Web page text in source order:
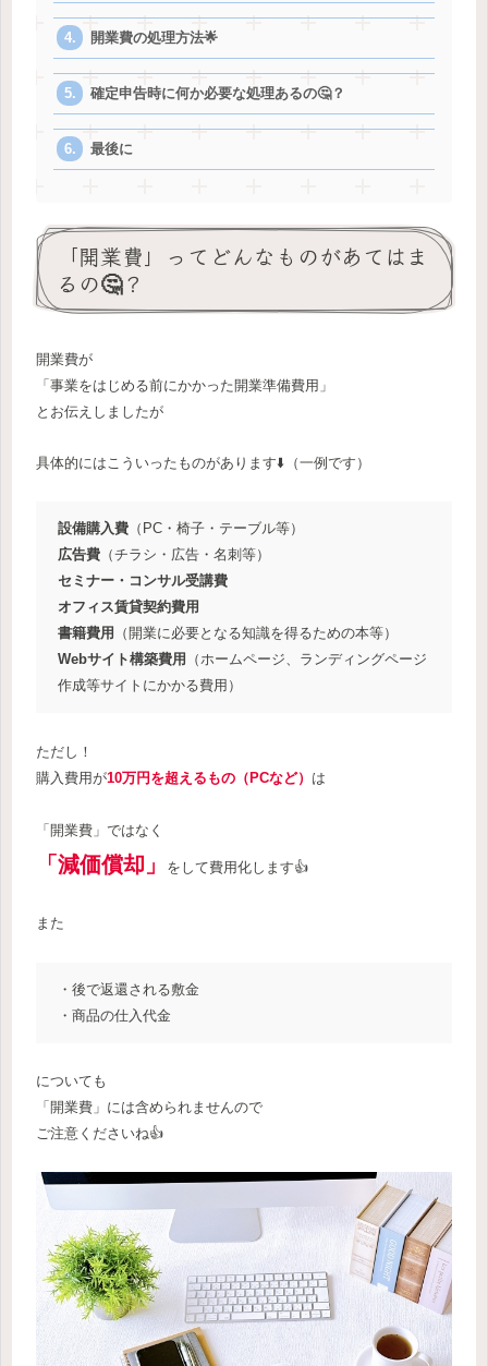
開業費の処理方法🌟
確定申告時に何か必要な処理あるの🤔？
最後に
「開業費」ってどんなものがあてはま
るの🤔？
開業費が
「事業をはじめる前にかかった開業準備費用」
とお伝えしましたが
具体的にはこういったものがあります⬇️（一例です）
設備購入費（PC・椅子・テーブル等）
広告費（チラシ・広告・名刺等）
セミナー・コンサル受講費
オフィス賃貸契約費用
書籍費用 （開業に必要となる知識を得るための本等）
Webサイト構築費用 （ホームページ、ランディングページ
作成等サイトにかかる費用）
ただし！
購入費用が10万円を超えるもの（PCなど） は
「開業費」ではなく
「減価償却」 をして費用化します👍
また
・後で返還される敷金
・商品の仕入代金
についても
「開業費」には含められませんので
ご注意くださいね👍